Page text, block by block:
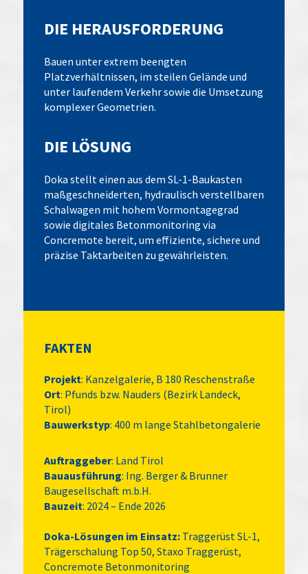
DIE HERAUSFORDERUNG
Bauen unter extrem beengten
Platzverhältnissen, im steilen Gelände und
unter laufendem Verkehr sowie die Umsetzung
komplexer Geometrien.
DIE LÖSUNG
Doka stellt einen aus dem SL-1-Baukasten
maßgeschneiderten, hydraulisch verstellbaren
Schalwagen mit hohem Vormontagegrad
sowie digitales Betonmonitoring via
Concremote bereit, um effiziente, sichere und
präzise Taktarbeiten zu gewährleisten.
FAKTEN
Projekt: Kanzelgalerie, B 180 Reschenstraße
Ort: Pfunds bzw. Nauders (Bezirk Landeck,
Tirol)
Bauwerkstyp: 400 m lange Stahlbetongalerie
Auftraggeber: Land Tirol
Bauausführung: Ing. Berger & Brunner
Baugesellschaft m.b.H.
Bauzeit: 2024 – Ende 2026
Doka-Lösungen im Einsatz: Traggerüst SL-1,
Trägerschalung Top 50, Staxo Traggerüst,
Concremote Betonmonitoring